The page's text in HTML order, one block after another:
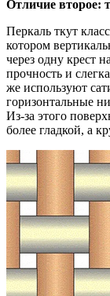
Отличие второе:
Перкаль ткут
котором
через одну крест
прочность и
же используют
горизонтальные
Из-за этого
более гладкой, а